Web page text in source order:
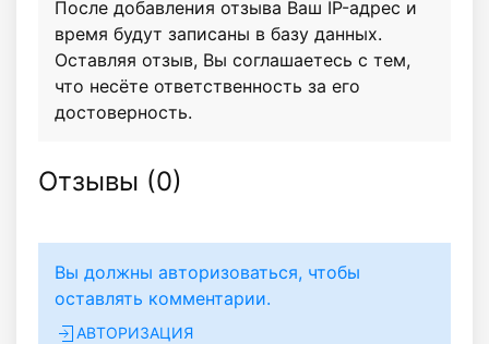
После добавления отзыва Ваш IP-адрес и
время будут записаны в базу данных.
Оставляя отзыв, Вы соглашаетесь с тем,
что несёте ответственность за его
достоверность.
Отзывы (0)
Вы должны авторизоваться, чтобы
оставлять комментарии.
АВТОРИЗАЦИЯ